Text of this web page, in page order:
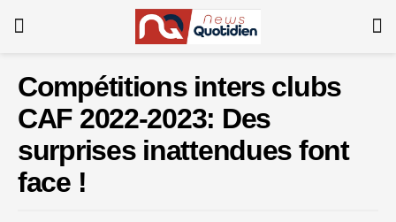
Compétitions inters clubs
CAF 2022-2023: Des
surprises inattendues font
face !